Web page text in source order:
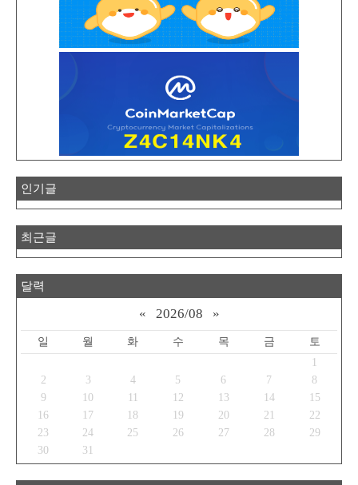
인기글
최근글
달력
« 2026/08 »
일 월 화 수 목 금
토
1
2
3 4 5 6 7
8
9
10 11 12 13 14
15
16
17 18 19 20 21
22
23
24 25 26 27 28
29
30
31